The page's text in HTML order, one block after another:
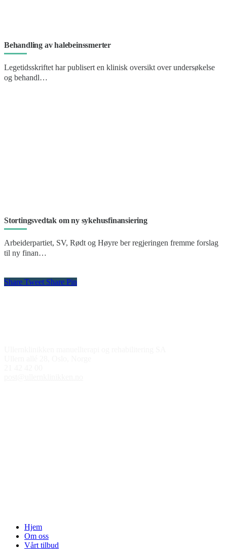
Behandling av halebeinssmerter
Legetidsskriftet har publisert en klinisk oversikt over undersøkelse
og behandl…
Stortingsvedtak om ny sykehusfinansiering
Arbeiderpartiet, SV, Rødt og Høyre ber regjeringen fremme forslag
til ny finan…
Share Tweet Share Pin
Hjem
Om oss
Vårt tilbud